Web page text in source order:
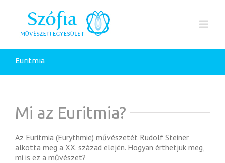
Euritmia
Mi az Euritmia?
Az Euritmia (Eurythmie) művészetét Rudolf Steiner
alkotta meg a XX. század elején. Hogyan érthetjük meg,
mi is ez a művészet?